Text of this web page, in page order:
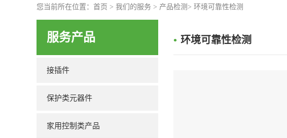
动汽车充电枪CQC认证 | 充电枪UL2251认证 | 浪涌保护器UL认证_UL1449
您当前所在位置： 首页 > 我们的服务 > 产品检测 > 环境可靠性检测
服务产品
接插件
保护类元器件
家用控制类产品
• 环境可靠性检测